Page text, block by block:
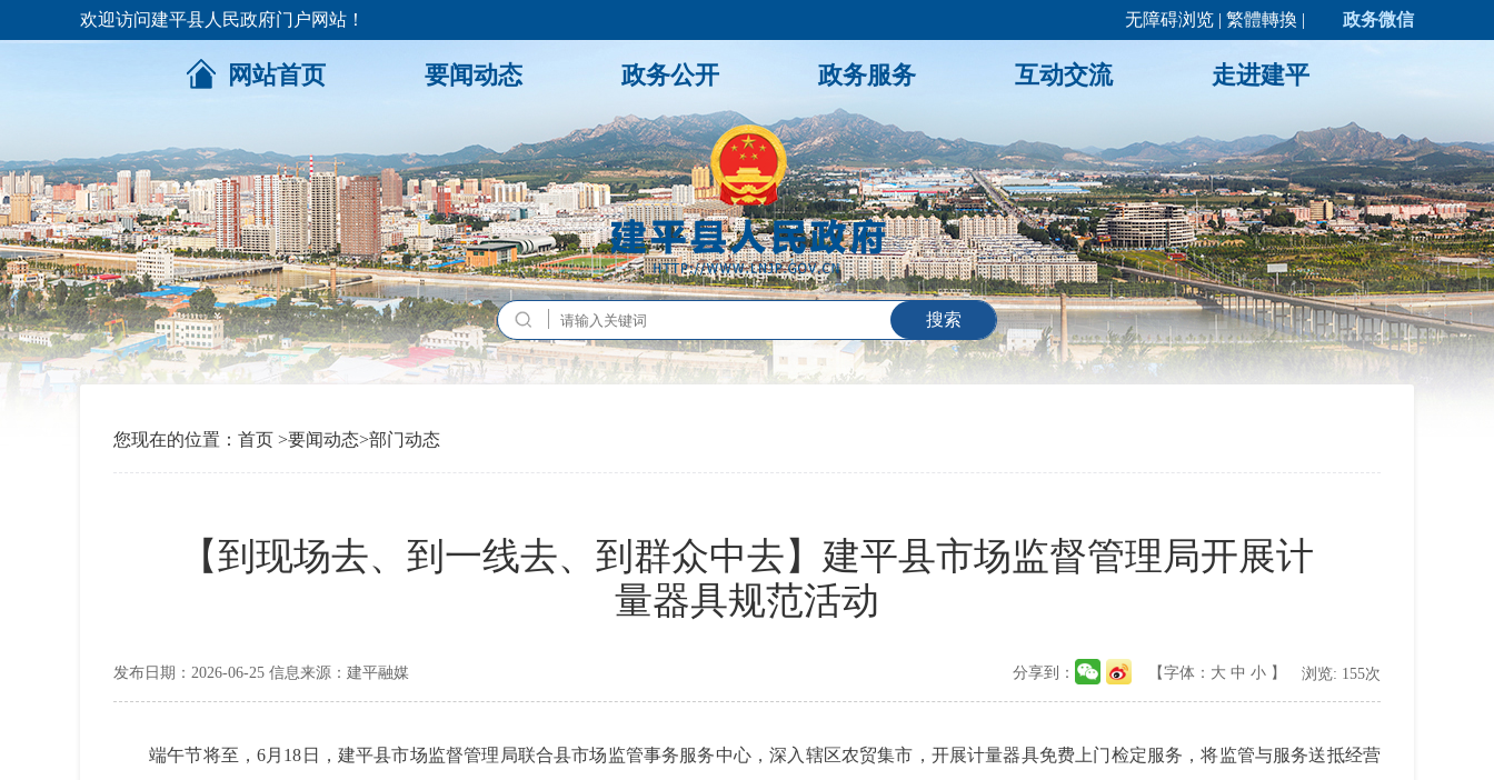
欢迎访问建平县人民政府门户网站！ 无障碍浏览 | 繁體轉換 | 政务微信
网站首页 要闻动态 政务公开 政务服务 互动交流 走进建平
您现在的位置： 首页 >要闻动态>部门动态
【到现场去、到一线去、到群众中去】建平县市场监督管理局开展计
量器具规范活动
发布日期：2026-06-25 信息来源：建平融媒 【字体： 大 中 小 】 浏览: 155次
分享到：
端午节将至，6月18日，建平县市场监督管理局联合县市场监管事务服务中心，深入辖区农贸集市，开展计量器具免费上门检定服务，将监管与服务送抵经营